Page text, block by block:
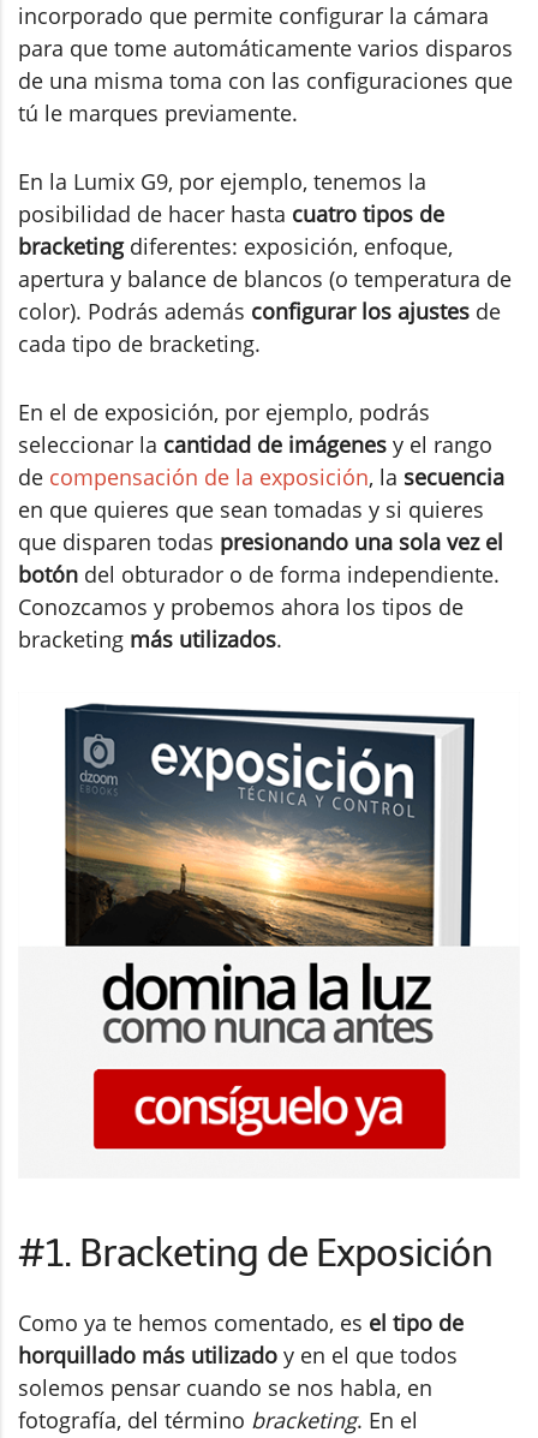
incorporado que permite configurar la cámara
para que tome automáticamente varios disparos
de una misma toma con las configuraciones que
tú le marques previamente.
En la Lumix G9, por ejemplo, tenemos la
posibilidad de hacer hasta cuatro tipos de
bracketingdiferentes: exposición, enfoque,
apertura y balance de blancos (o temperatura de
color). Podrás además configurar los ajustes de
cada tipo de bracketing.
En el de exposición, por ejemplo, podrás
seleccionar la cantidad de imágenes y el rango
de compensación de la exposición, la secuencia
en que quieres que sean tomadas y si quieres
que disparen todas presionando una sola vez el
botón del obturador o de forma independiente.
Conozcamos y probemos ahora los tipos de
bracketing más utilizados.
#1. Bracketing de Exposición
Como ya te hemos comentado, es el tipo de
horquillado más utilizado y en el que todos
solemos pensar cuando se nos habla, en
fotografía, del término bracketing. En el